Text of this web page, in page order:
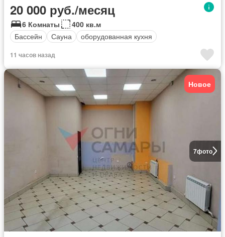
20 000 руб./месяц
6 Комнаты
400 кв.м
Бассейн
Сауна оборудованная кухня
11 часов назад
7фото
Новое